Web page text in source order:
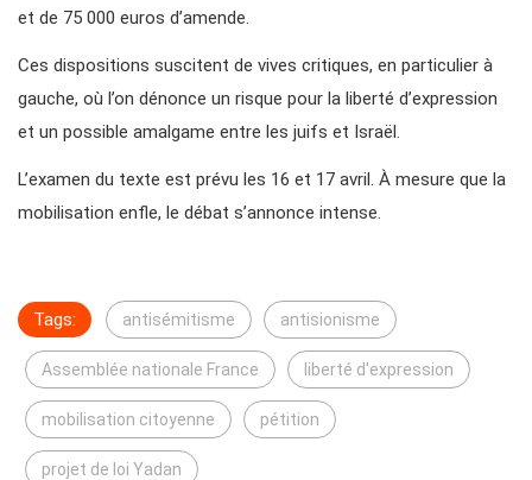
et de 75 000 euros d’amende.
Ces dispositions suscitent de vives critiques, en particulier à
gauche, où l’on dénonce un risque pour la liberté d’expression
et un possible amalgame entre les juifs et Israël.
L’examen du texte est prévu les 16 et 17 avril. À mesure que la
mobilisation enfle, le débat s’annonce intense.
Tags: antisémitisme antisionisme
Assemblée nationale France liberté d'expression
mobilisation citoyenne pétition
projet de loi Yadan